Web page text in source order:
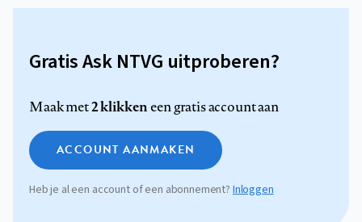
Gratis Ask NTVG uitproberen?
Maak met2 klikkeneen gratis account aan
ACCOUNT AANMAKEN
Heb je al een account of een abonnement?Inloggen